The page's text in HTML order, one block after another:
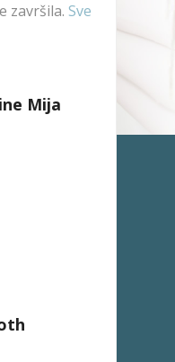
završila. Sve
Mija